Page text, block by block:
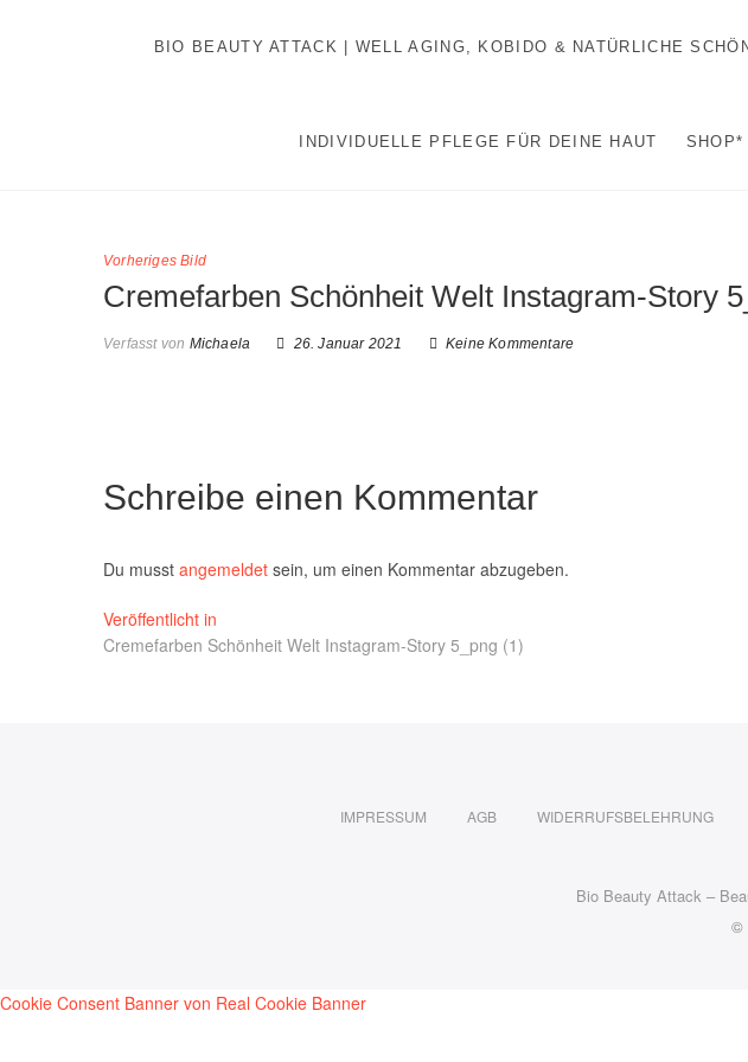
BIO BEAUTY ATTACK | WELL AGING, KOBIDO & NATÜRLICHE
INDIVIDUELLE PFLEGE FÜR DEINE HAUT SHOP*
Vorheriges Bild
Cremefarben Schönheit Welt Instagram-Story
Verfasst von Michaela 26. Januar 2021 Keine Kommentare
Schreibe einen Kommentar
Du musst angemeldet sein, um einen Kommentar abzugeben.
Beitragsnavigation
Veröffentlicht in
Cremefarben Schönheit Welt Instagram-Story 5_png (1)
IMPRESSUM AGB WIDERRUFSBELEHRUNG
Bio Beauty Attack –
©
Cookie Consent Banner von Real Cookie Banner